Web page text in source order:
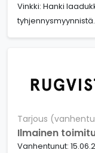
Vinkki: Hanki
tyhjennysmyynnistä.
Tarjous
Ilmainen
Vanhentunut: